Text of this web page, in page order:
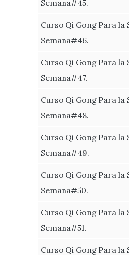
Semana#45.
Curso Qi Gong Para la
Semana#46.
Curso Qi Gong Para la
Semana#47.
Curso Qi Gong Para la
Semana#48.
Curso Qi Gong Para la
Semana#49.
Curso Qi Gong Para la
Semana#50.
Curso Qi Gong Para la
Semana#51.
Curso Qi Gong Para la